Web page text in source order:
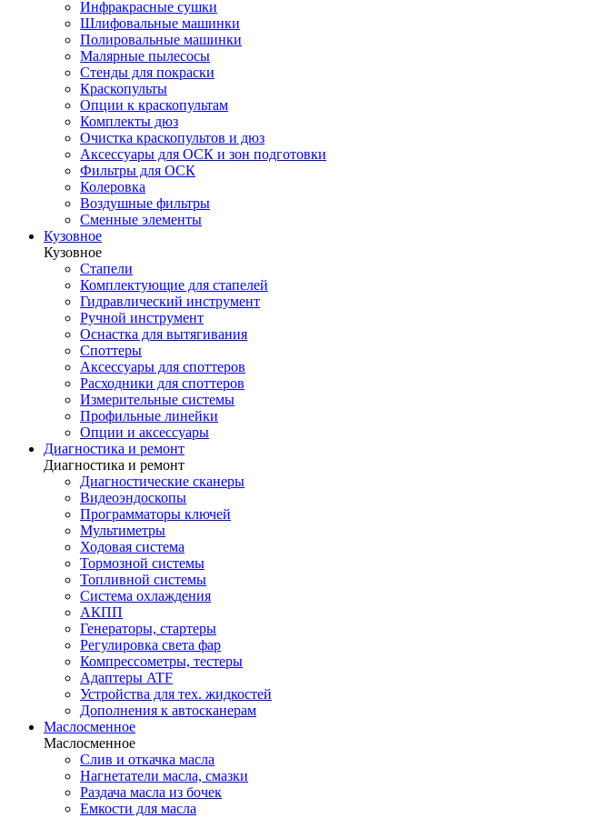
Инфракрасные сушки
Шлифовальные машинки
Полировальные машинки
Малярные пылесосы
Стенды для покраски
Краскопульты
Опции к краскопультам
Комплекты дюз
Очистка краскопультов и дюз
Аксессуары для ОСК и зон подготовки
Фильтры для ОСК
Колеровка
Воздушные фильтры
Сменные элементы
Кузовное
Кузовное
Стапели
Комплектующие для стапелей
Гидравлический инструмент
Ручной инструмент
Оснастка для вытягивания
Споттеры
Аксессуары для споттеров
Расходники для споттеров
Измерительные системы
Профильные линейки
Опции и аксессуары
Диагностика и ремонт
Диагностика и ремонт
Диагностические сканеры
Видеоэндоскопы
Программаторы ключей
Мультиметры
Ходовая система
Тормозной системы
Топливной системы
Система охлаждения
АКПП
Генераторы, стартеры
Регулировка света фар
Компрессометры, тестеры
Адаптеры ATF
Устройства для тех. жидкостей
Дополнения к автосканерам
Маслосменное
Маслосменное
Слив и откачка масла
Нагнетатели масла, смазки
Раздача масла из бочек
Емкости для масла